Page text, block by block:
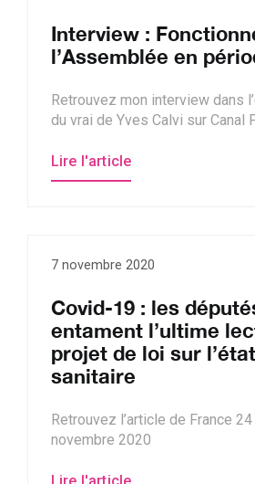
Interview :
l’Assemblée en
Retrouvez mon interview dans
du vrai de Yves Calvi sur Canal
Lire l'article
7 novembre 2020
Covid-19 : les
entament l’ultime
projet de loi sur
sanitaire
Retrouvez l’article de France
novembre 2020